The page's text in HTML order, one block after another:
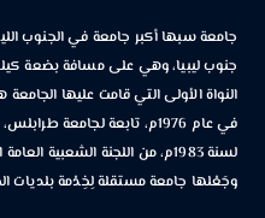
جامعة سبها أكبر جامعة في الجنوب
جنوب ليبيا، وهي على مسافة بضعة
النواة الأولى التي قامت عليها
لسنة 1983م، من اللجنة
وجَعْلها جامعة مستقلة لِخِدْمة بلديات